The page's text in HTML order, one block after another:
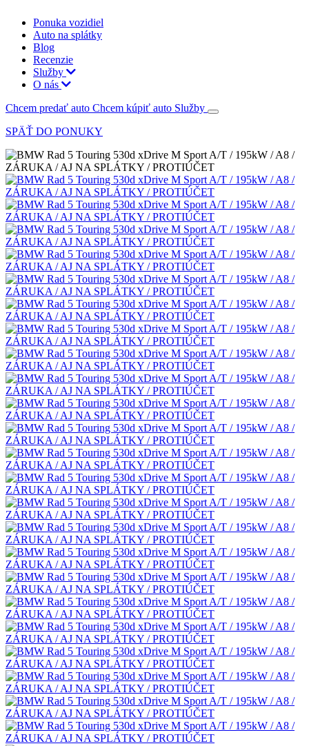
Ponuka vozidiel
Auto na splátky
Blog
Recenzie
Služby
O nás
Chcem predať auto Chcem kúpiť auto Služby
SPÄŤ DO PONUKY